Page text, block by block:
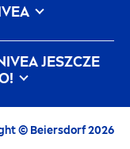
Beiersdorf
TROSKA.
JESZCZE
© Beiersdorf 2026